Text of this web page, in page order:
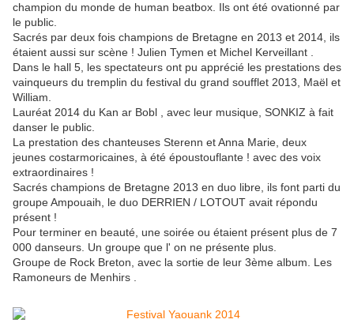
champion du monde de human beatbox. Ils ont été ovationné par
le public.
Sacrés par deux fois champions de Bretagne en 2013 et 2014, ils
étaient aussi sur scène ! Julien Tymen et Michel Kerveillant .
Dans le hall 5, les spectateurs ont pu apprécié les prestations des
vainqueurs du tremplin du festival du grand soufflet 2013, Maël et
William.
Lauréat 2014 du Kan ar Bobl , avec leur musique, SONKIZ à fait
danser le public.
La prestation des chanteuses Sterenn et Anna Marie, deux
jeunes costarmoricaines, à été époustouflante ! avec des voix
extraordinaires !
Sacrés champions de Bretagne 2013 en duo libre, ils font parti du
groupe Ampouaih, le duo DERRIEN / LOTOUT avait répondu
présent !
Pour terminer en beauté, une soirée ou étaient présent plus de 7
000 danseurs. Un groupe que l' on ne présente plus.
Groupe de Rock Breton, avec la sortie de leur 3ème album. Les
Ramoneurs de Menhirs .